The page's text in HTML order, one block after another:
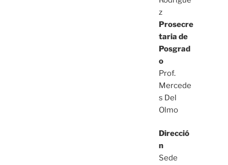
z
Prosecre
taria de
Posgrad
o
Prof.
Mercede
s Del
Olmo
Direcció
n
Sede